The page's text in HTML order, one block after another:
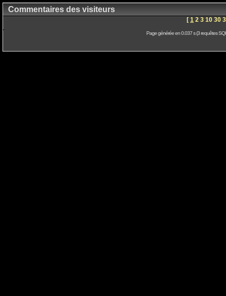
Commentaires des visiteurs
[ 1 2 3 10 30
Page générée en 0.037 s (3 requêtes